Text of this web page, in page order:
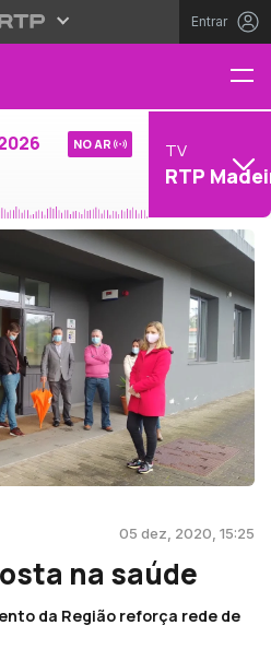
Entrar
NO AR TV
RTP
05 dez, 2020, 15:25
na saúde
da Região reforça rede de